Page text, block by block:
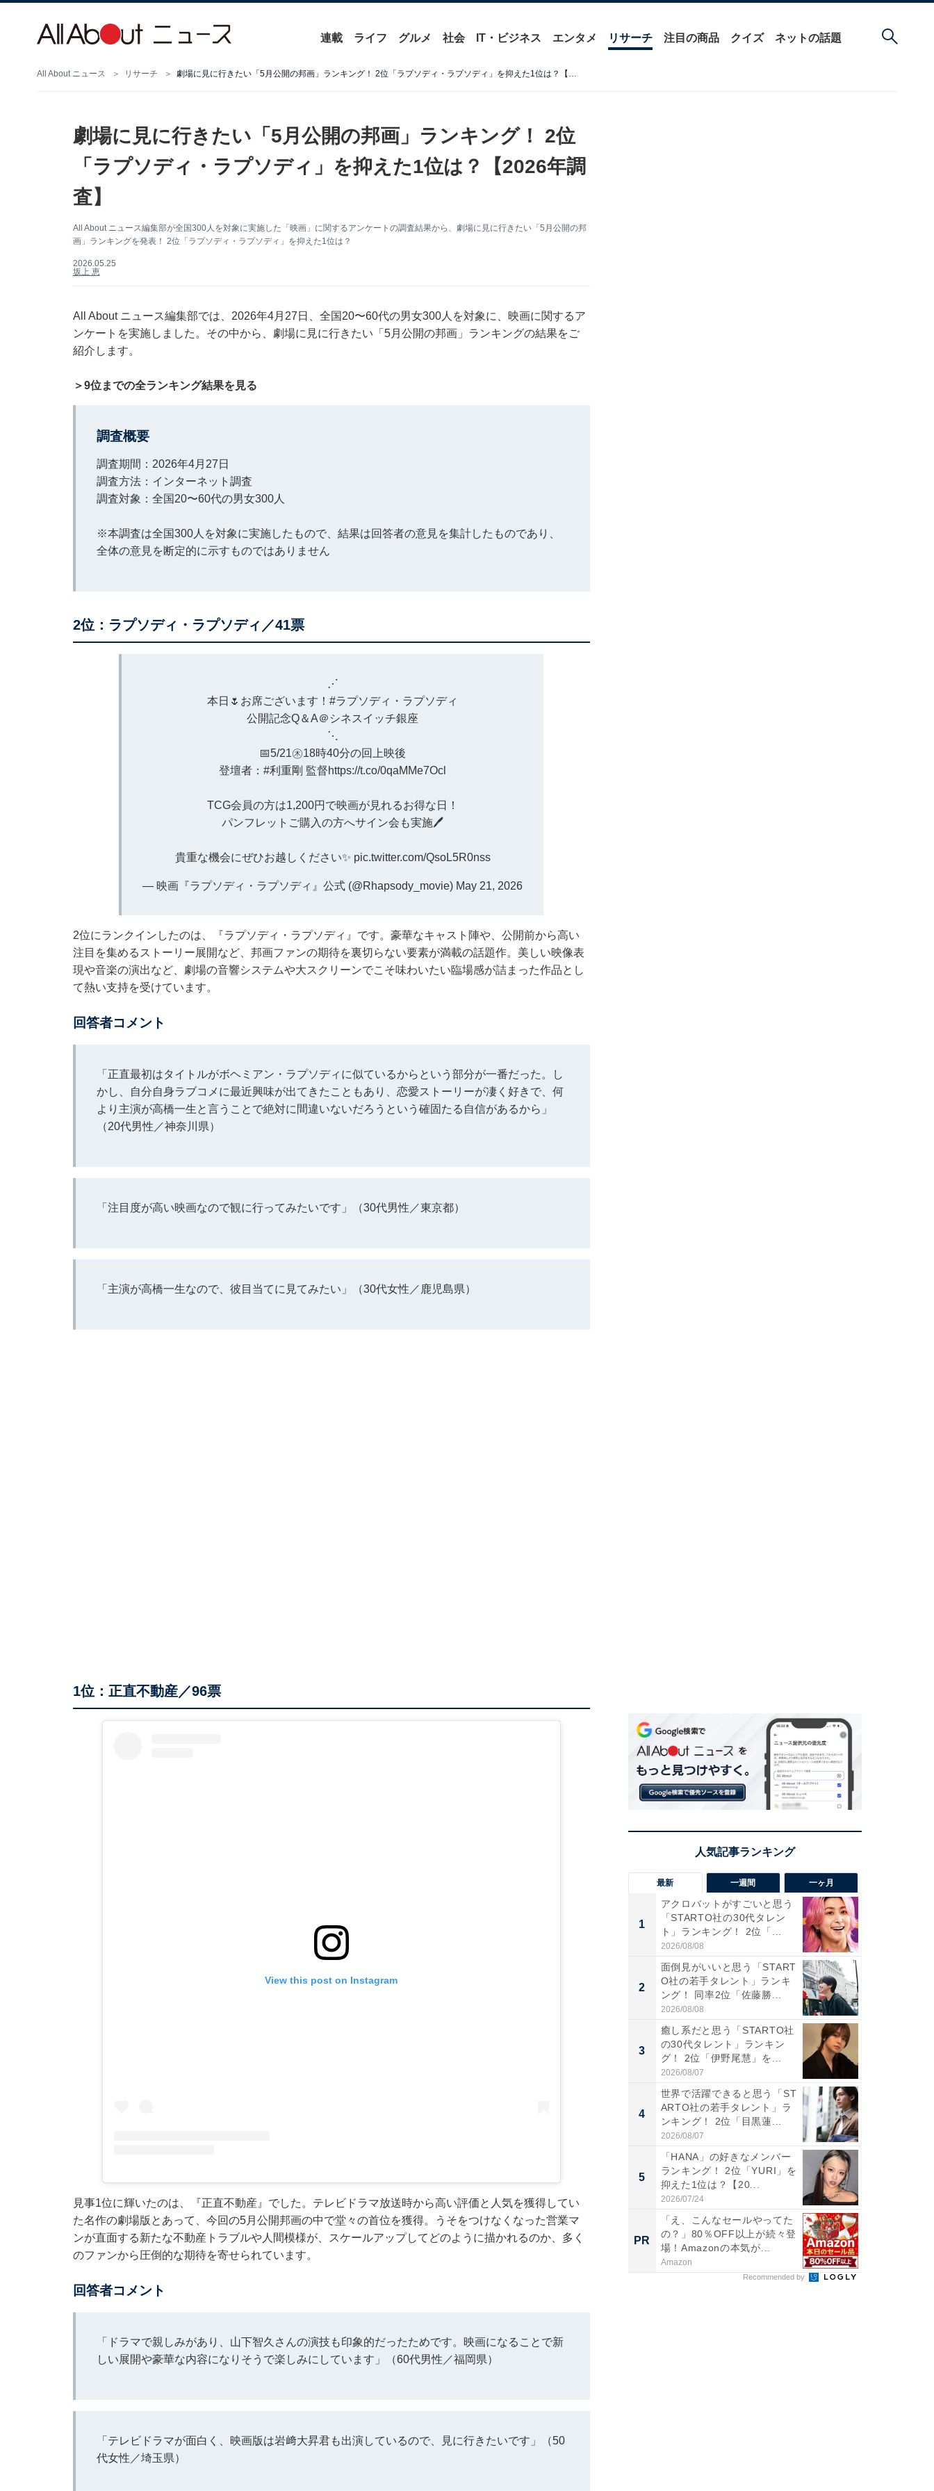
連載 ライフ グルメ 社会 IT・ビジネス エンタメ リサーチ 注目の商品 クイズ ネットの話題
All About ニュース リサーチ 劇場に見に行きたい「5月公開の邦画」ランキング！ 2位「ラプソディ・ラプソディ」を抑えた1位は？【2026年調査】
劇場に見に行きたい「5月公開の邦画」ランキング！ 2位
「ラプソディ・ラプソディ」を抑えた1位は？【2026年調
査】
All About ニュース編集部が全国300人を対象に実施した「映画」に関するアンケートの調査結果から、劇場に見に行きたい「5月公開の邦
画」ランキングを発表！ 2位「ラプソディ・ラプソディ」を抑えた1位は？
2026.05.25
坂上 恵
All About ニュース編集部では、2026年4月27日、全国20〜60代の男女300人を対象に、映画に関するア
ンケートを実施しました。その中から、劇場に見に行きたい「5月公開の邦画」ランキングの結果をご
紹介します。
＞9位までの全ランキング結果を見る
調査概要
調査期間：2026年4月27日
調査方法：インターネット調査
調査対象：全国20〜60代の男女300人
※本調査は全国300人を対象に実施したもので、結果は回答者の意見を集計したものであり、
全体の意見を断定的に示すものではありません
2位：ラプソディ・ラプソディ／41票
⋰
本日🌷お席ございます！ #ラプソディ・ラプソディ
公開記念Q＆A＠シネスイッチ銀座
⋱
📅5/21㊍18時40分の回上映後
登壇者： #利重剛 監督https://t.co/0qaMMe7Ocl
TCG会員の方は1,200円で映画が見れるお得な日！
パンフレットご購入の方へサイン会も実施🖊
貴重な機会にぜひお越しください✨ pic.twitter.com/QsoL5R0nss
— 映画『ラプソディ・ラプソディ』公式 (@Rhapsody_movie) May 21, 2026
2位にランクインしたのは、『ラプソディ・ラプソディ』です。豪華なキャスト陣や、公開前から高い
注目を集めるストーリー展開など、邦画ファンの期待を裏切らない要素が満載の話題作。美しい映像表
現や音楽の演出など、劇場の音響システムや大スクリーンでこそ味わいたい臨場感が詰まった作品とし
て熱い支持を受けています。
回答者コメント
「正直最初はタイトルがボヘミアン・ラプソディに似ているからという部分が一番だった。し
かし、自分自身ラブコメに最近興味が出てきたこともあり、恋愛ストーリーが凄く好きで、何
より主演が高橋一生と言うことで絶対に間違いないだろうという確固たる自信があるから」
（20代男性／神奈川県）
「注目度が高い映画なので観に行ってみたいです」（30代男性／東京都）
「主演が高橋一生なので、彼目当てに見てみたい」（30代女性／鹿児島県）
1位：正直不動産／96票
View this post on Instagram
見事1位に輝いたのは、『正直不動産』でした。テレビドラマ放送時から高い評価と人気を獲得してい
た名作の劇場版とあって、今回の5月公開邦画の中で堂々の首位を獲得。うそをつけなくなった営業マ
ンが直面する新たな不動産トラブルや人間模様が、スケールアップしてどのように描かれるのか、多く
のファンから圧倒的な期待を寄せられています。
回答者コメント
「ドラマで親しみがあり、山下智久さんの演技も印象的だったためです。映画になることで新
しい展開や豪華な内容になりそうで楽しみにしています」（60代男性／福岡県）
「テレビドラマが面白く、映画版は岩﨑大昇君も出演しているので、見に行きたいです」（50
代女性／埼玉県）
最新 一週間 一ヶ月
1
アクロバットがすごいと思う
「STARTO社の30代タレン
ト」ランキング！ 2位「...
2026/08/08
2
面倒見がいいと思う「START
O社の若手タレント」ランキ
ング！ 同率2位「佐藤勝...
2026/08/08
3
癒し系だと思う「STARTO社
の30代タレント」ランキン
グ！ 2位「伊野尾慧」を...
2026/08/07
4
世界で活躍できると思う「ST
ARTO社の若手タレント」ラ
ンキング！ 2位「目黒蓮...
2026/08/07
5
「HANA」の好きなメンバー
ランキング！ 2位「YURI」を
抑えた1位は？【20...
2026/07/24
PR
「え、こんなセールやってた
の？」80％OFF以上が続々登
場！Amazonの本気が...
Amazon
Recommended by